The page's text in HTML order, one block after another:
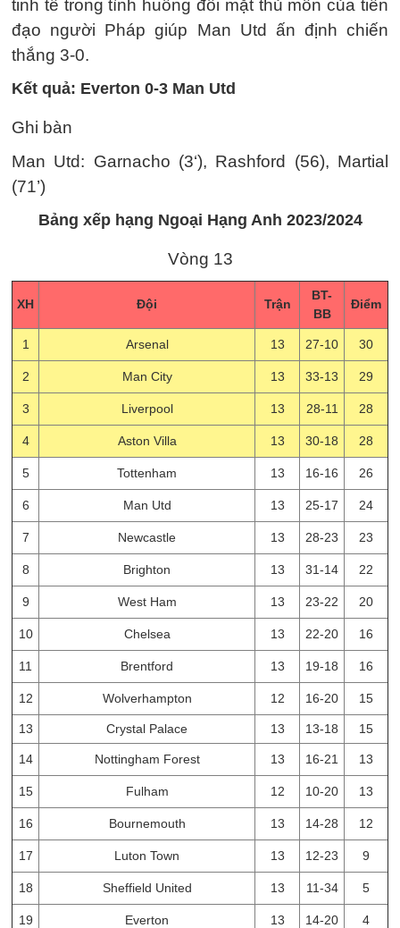
tinh tế trong tình huống đối mặt thủ môn của tiền
đạo người Pháp giúp Man Utd ấn định chiến
thắng 3-0.
Kết quả: Everton 0-3 Man Utd
Ghi bàn
Man Utd: Garnacho (3‘), Rashford (56), Martial
(71’)
Bảng xếp hạng Ngoại Hạng Anh 2023/2024
Vòng 13
XH Đội Trận
BT-
BB
Điểm
1 Arsenal 13 27-10 30
2 Man City 13 33-13 29
3 Liverpool 13 28-11 28
4 Aston Villa 13 30-18 28
5 Tottenham 13 16-16 26
6 Man Utd 13 25-17 24
7 Newcastle 13 28-23 23
8 Brighton 13 31-14 22
9 West Ham 13 23-22 20
10 Chelsea 13 22-20 16
11 Brentford 13 19-18 16
12 Wolverhampton 12 16-20 15
13 Crystal Palace 13 13-18 15
14 Nottingham Forest 13 16-21 13
15 Fulham 12 10-20 13
16 Bournemouth 13 14-28 12
17 Luton Town 13 12-23 9
18 Sheffield United 13 11-34 5
19 Everton 13 14-20 4